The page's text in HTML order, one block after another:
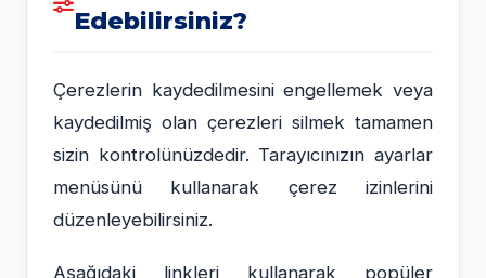
Edebilirsiniz?
Çerezlerin kaydedilmesini engellemek veya
kaydedilmiş olan çerezleri silmek tamamen
sizin kontrolünüzdedir. Tarayıcınızın ayarlar
menüsünü kullanarak çerez izinlerini
düzenleyebilirsiniz.
Aşağıdaki linkleri kullanarak popüler